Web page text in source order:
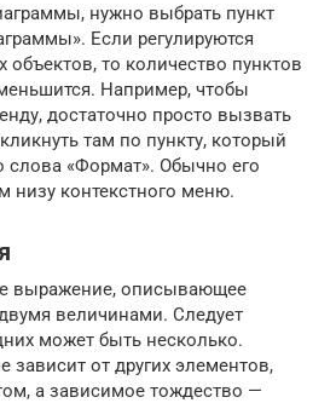
нужно выбрать пункт
Если регулируются
объектов, то количество пунктов
Например, чтобы
достаточно просто вызвать
там по пункту, который
слова «Формат». Обычно его
низу контекстного меню.
выражение, описывающее
величинами. Следует
может быть несколько.
зависит от других элементов,
а зависимое тождество —